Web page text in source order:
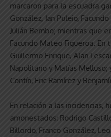
marcaron para la escuadra
González, Ian Puleio,
Julián Bembo; mientras que
Facundo Mateo Figueroa. En
Guillermo Enrique, Alan
Napolitano y Matías Melluso;
Contín, Eric Ramírez y
En relación a las incidencias,
amonestados: Rodrigo
Billordo, Franco González,